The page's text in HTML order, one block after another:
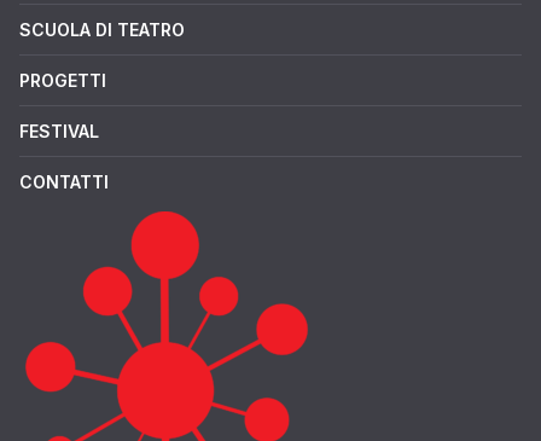
SCUOLA DI TEATRO
PROGETTI
FESTIVAL
CONTATTI